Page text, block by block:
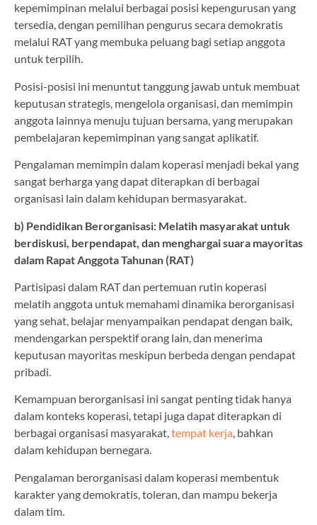
kepemimpinan melalui berbagai posisi kepengurusan yang
tersedia, dengan pemilihan pengurus secara demokratis
melalui RAT yang membuka peluang bagi setiap anggota
untuk terpilih.
Posisi-posisi ini menuntut tanggung jawab untuk membuat
keputusan strategis, mengelola organisasi, dan memimpin
anggota lainnya menuju tujuan bersama, yang merupakan
pembelajaran kepemimpinan yang sangat aplikatif.
Pengalaman memimpin dalam koperasi menjadi bekal yang
sangat berharga yang dapat diterapkan di berbagai
organisasi lain dalam kehidupan bermasyarakat.
b) Pendidikan Berorganisasi: Melatih masyarakat untuk
berdiskusi, berpendapat, dan menghargai suara mayoritas
dalam Rapat Anggota Tahunan (RAT)
Partisipasi dalam RAT dan pertemuan rutin koperasi
melatih anggota untuk memahami dinamika berorganisasi
yang sehat, belajar menyampaikan pendapat dengan baik,
mendengarkan perspektif orang lain, dan menerima
keputusan mayoritas meskipun berbeda dengan pendapat
pribadi.
Kemampuan berorganisasi ini sangat penting tidak hanya
dalam konteks koperasi, tetapi juga dapat diterapkan di
berbagai organisasi masyarakat,tempat kerja, bahkan
dalam kehidupan bernegara.
Pengalaman berorganisasi dalam koperasi membentuk
karakter yang demokratis, toleran, dan mampu bekerja
dalam tim.